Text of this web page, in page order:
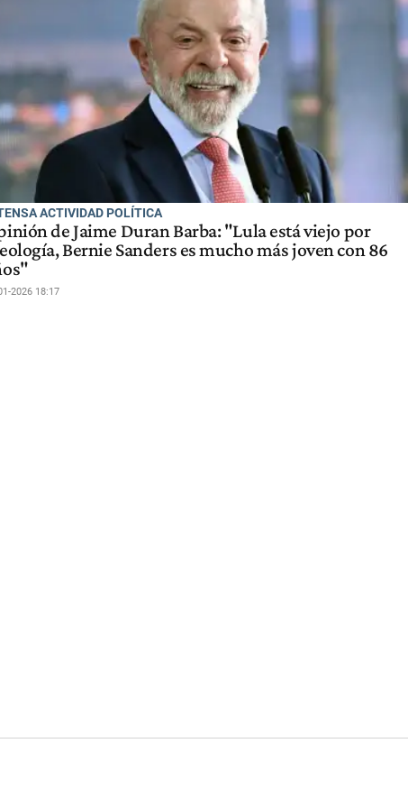
ACTIVIDAD POLÍTICA
de Jaime Duran Barba: "Lula está viejo por
Bernie Sanders es mucho más joven con 86
2026 18:17